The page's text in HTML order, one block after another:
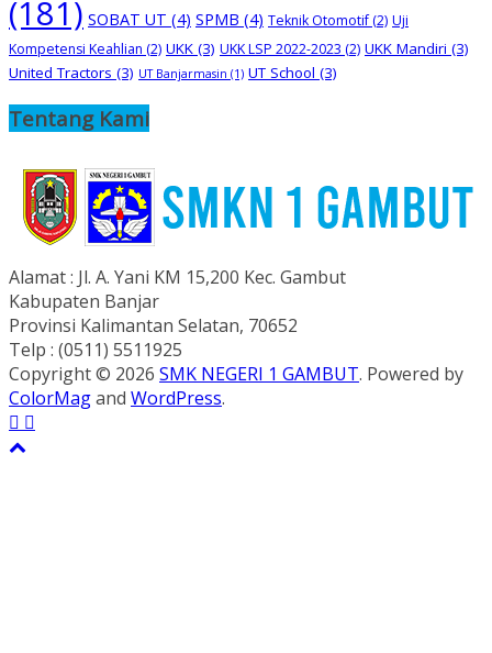
(181) SOBAT UT (4) SPMB (4) Teknik Otomotif(2) Uji
Kompetensi Keahlian (2) UKK (3) UKK LSP 2022-2023 (2) UKK Mandiri (3)
United Tractors (3) UT Banjarmasin (1) UT School (3)
Tentang Kami
Alamat : Jl. A. Yani KM 15,200 Kec. Gambut
Kabupaten Banjar
Provinsi Kalimantan Selatan, 70652
Telp : (0511) 5511925
Copyright © 2026 SMK NEGERI 1 GAMBUT. Powered by
ColorMagand WordPress.